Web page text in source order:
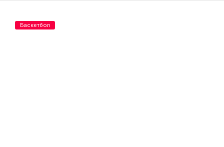
Баскетбол